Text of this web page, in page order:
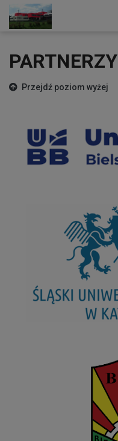
PARTNERZY
Przejdź poziom wyżej